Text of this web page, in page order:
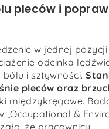
pleców i
w jednej pozycji
odcinka
i sztywności.
pleców oraz
międzykręgowe.
„Occupational &